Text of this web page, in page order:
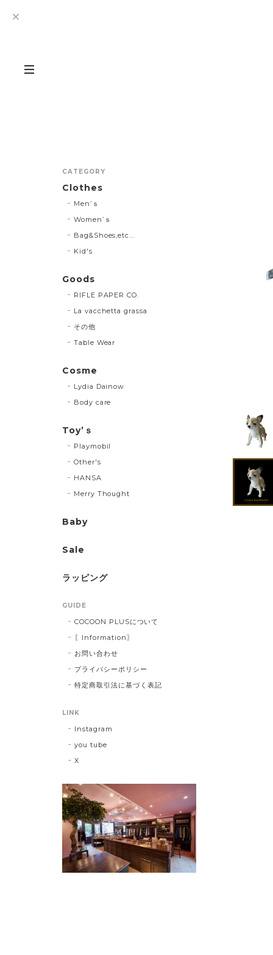
CATEGORY
Clothes
Men’ｓ
Women’ｓ
Bag&Shoes,etc...
Kid's
Goods
RIFLE PAPER CO.
La vacchetta grassa
その他
Table Wear
Cosme
Lydia Dainow
Body care
Toy’ｓ
Playmobil
Other's
HANSA
Merry Thought
Baby
Sale
ラッピング
GUIDE
COCOON PLUSについて
〖Information〗
お問い合わせ
プライバシーポリシー
特定商取引法に基づく表記
LINK
Instagram
you tube
X